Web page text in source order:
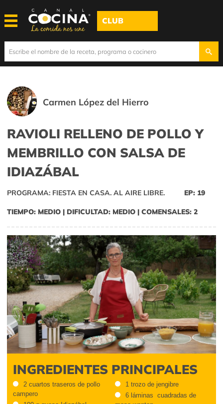
CLUB
Carmen López del Hierro
RAVIOLI RELLENO DE POLLO Y
MEMBRILLO CON SALSA DE
IDIAZÁBAL
PROGRAMA: FIESTA EN CASA. AL AIRE LIBRE. EP: 19
TIEMPO: MEDIO | DIFICULTAD: MEDIO | COMENSALES: 2
INGREDIENTES PRINCIPALES
2 cuartos traseros de pollo
campero
1 trozo de jengibre
6 láminas cuadradas de